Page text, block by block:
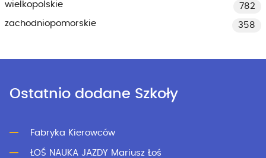
wielkopolskie
782
zachodniopomorskie
358
Ostatnio dodane Szkoły
Fabryka Kierowców
ŁOŚ NAUKA JAZDY Mariusz Łoś